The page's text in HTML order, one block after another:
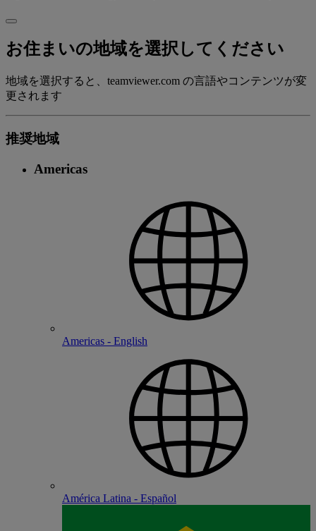
お住まいの地域を選択してください
地域を選択すると、teamviewer.com の言語やコンテンツが変
更されます
推奨地域
Americas
Americas - English
América Latina - Español